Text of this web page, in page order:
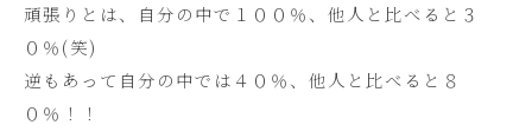
頑張りとは、自分の中で１００％、他人と比べると３
０％(笑)
逆もあって自分の中では４０％、他人と比べると８
０％！！